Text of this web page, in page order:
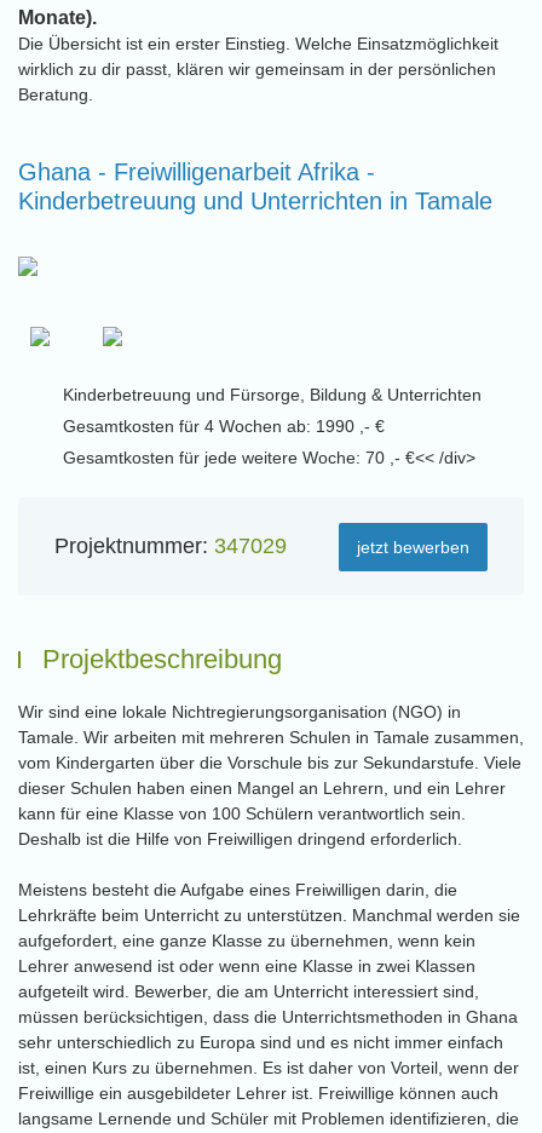
Monate).
Die Übersicht ist ein erster Einstieg. Welche Einsatzmöglichkeit
wirklich zu dir passt, klären wir gemeinsam in der persönlichen
Beratung.
Ghana - Freiwilligenarbeit Afrika -
Kinderbetreuung und Unterrichten in Tamale
Kinderbetreuung und Fürsorge, Bildung & Unterrichten
Gesamtkosten für 4 Wochen ab: 1990 ,- €
Gesamtkosten für jede weitere Woche: 70 ,- €<< /div>
Projektnummer: 347029 jetzt bewerben
Projektbeschreibung
Wir sind eine lokale Nichtregierungsorganisation (NGO) in
Tamale. Wir arbeiten mit mehreren Schulen in Tamale zusammen,
vom Kindergarten über die Vorschule bis zur Sekundarstufe. Viele
dieser Schulen haben einen Mangel an Lehrern, und ein Lehrer
kann für eine Klasse von 100 Schülern verantwortlich sein.
Deshalb ist die Hilfe von Freiwilligen dringend erforderlich.
Meistens besteht die Aufgabe eines Freiwilligen darin, die
Lehrkräfte beim Unterricht zu unterstützen. Manchmal werden sie
aufgefordert, eine ganze Klasse zu übernehmen, wenn kein
Lehrer anwesend ist oder wenn eine Klasse in zwei Klassen
aufgeteilt wird. Bewerber, die am Unterricht interessiert sind,
müssen berücksichtigen, dass die Unterrichtsmethoden in Ghana
sehr unterschiedlich zu Europa sind und es nicht immer einfach
ist, einen Kurs zu übernehmen. Es ist daher von Vorteil, wenn der
Freiwillige ein ausgebildeter Lehrer ist. Freiwillige können auch
langsame Lernende und Schüler mit Problemen identifizieren, die